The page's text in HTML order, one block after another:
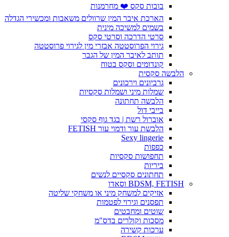
בובות סקס ❤️ מחרמנות
הארכת איבר המין שרוולים משאבות ומכשירי הגדלה
בשמים למשיכה מינית
סרטי הדרכה וסרטי סקס
גירוי הפרוסטטה אבזרי מין לגירוי פרוסטטה
תותב לאיבר המין של הגבר
קונדומים וסקס בטוח
הלבשה סקסית
גרביונים וירכונים
שמלות מיני ושמלות סקסיות
הלבשה תחתונה
בייבי דול
אוברול רשת | בגד גוף סקסי
הלבשת עור ודמוי עור FETISH
Sexy lingerie
כפפות
תחפושות סקסיות
ביריות
תחתונים סקסיים לנשים
BDSM, FETISH וסאדו
אזיקים למשחק מיני או משחקי שליטה
תפסנים וגירוי לפטמות
שוטים ומחבטים
מסכות וקולרים בדס"מ
ערכות קשירה